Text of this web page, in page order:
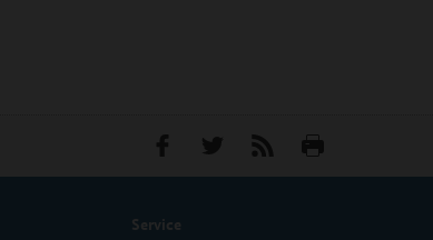
Service